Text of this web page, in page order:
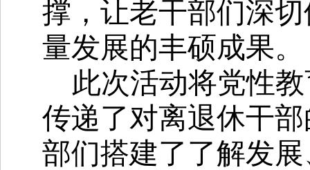
撑，让老干部们深
量发展的丰硕成果。
此次活动将党性
传递了对离退休干
部们搭建了了解发